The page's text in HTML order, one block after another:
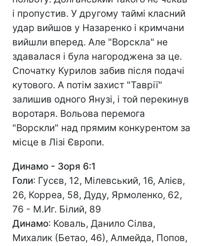
і пропустив. У другому таймі класний
удар вийшов у Назаренко і кримчани
вийшли вперед. Але "Ворскла" не
здавалася і була нагороджена за це.
Спочатку Курилов забив після подачі
кутового. А потім захист "Таврії"
залишив одного Янузі, і той перекинув
воротаря. Вольова перемога
"Ворскли" над прямим конкурентом за
місце в Лізі Європи.
Динамо - Зоря 6:1
Голи: Гусєв, 12, Мілевський, 16, Алієв,
26, Корреа, 58, Дуду, Ярмоленко, 62,
76 - М.Иг. Білий, 89
Динамо: Коваль, Данило Сілва,
Михалик (Бетао, 46), Алмейда, Попов,